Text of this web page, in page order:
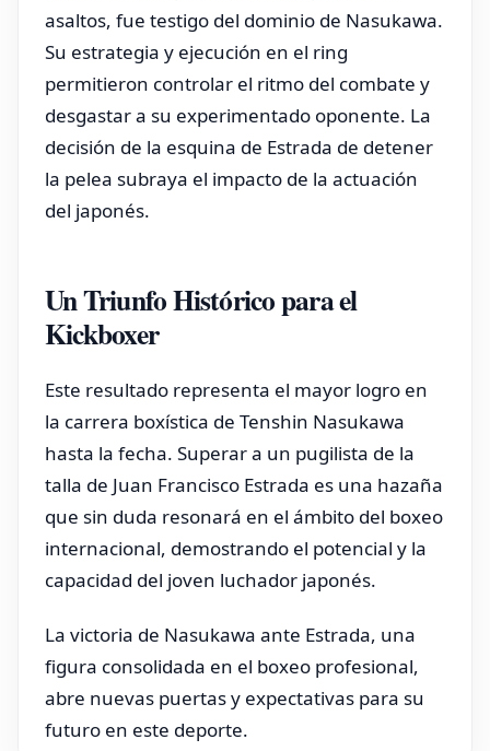
asaltos, fue testigo del dominio de Nasukawa.
Su estrategia y ejecución en el ring
permitieron controlar el ritmo del combate y
desgastar a su experimentado oponente. La
decisión de la esquina de Estrada de detener
la pelea subraya el impacto de la actuación
del japonés.
Un Triunfo Histórico para el
Kickboxer
Este resultado representa el mayor logro en
la carrera boxística de Tenshin Nasukawa
hasta la fecha. Superar a un pugilista de la
talla de Juan Francisco Estrada es una hazaña
que sin duda resonará en el ámbito del boxeo
internacional, demostrando el potencial y la
capacidad del joven luchador japonés.
La victoria de Nasukawa ante Estrada, una
figura consolidada en el boxeo profesional,
abre nuevas puertas y expectativas para su
futuro en este deporte.